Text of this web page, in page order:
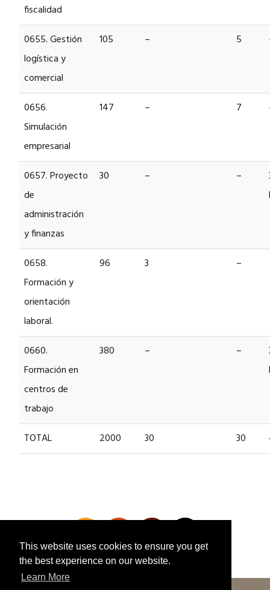
This website uses cookies to ensure you get
the best experience on our website.
Learn More
fiscalidad
0655. Gestión
logística y
comercial
105 – 5
0656.
Simulación
empresarial
147 – 7
0657. Proyecto
de
administración
y finanzas
30 – –
0658.
Formación y
orientación
laboral.
96 3 –
0660.
Formación en
centros de
trabajo
380 – –
TOTAL 2000 30 30